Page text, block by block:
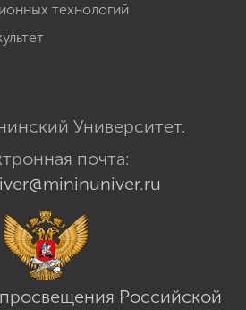
технологий
Университет.
почта:
Российской